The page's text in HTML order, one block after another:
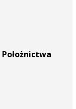
Położnictwa